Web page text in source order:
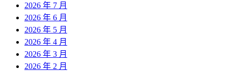
2026 年 7 月
2026 年 6 月
2026 年 5 月
2026 年 4 月
2026 年 3 月
2026 年 2 月